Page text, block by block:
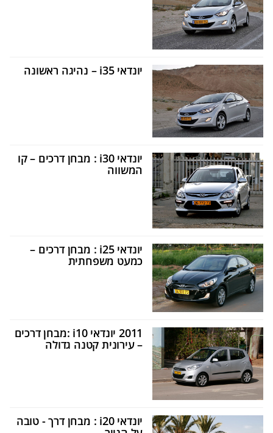
יונדאי i35 – נהיגה ראשונה
יונדאי i30 : מבחן דרכים – קו
המשווה
יונדאי i25 : מבחן דרכים –
כמעט משפחתית
2011 יונדאי i10 :מבחן דרכים
– עירונית קטנה גדולה
יונדאי i20 : מבחן דרך - טובה